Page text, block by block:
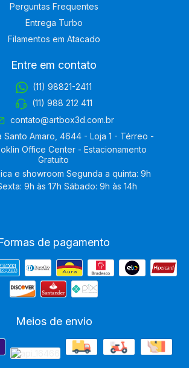
Perguntas Frequentes
Entrega Turbo
Filamentos em Atacado
Entre em contato
(11) 98821-2411
(11) 988 212 411
contato@artbox3d.com.br
Santo Amaro, 4644 - Loja 1 - Térreo -
Office Center - Estacionamento
Gratuito
e showroom Segunda a quinta: 9h
9h às 17h Sábado: 9h às 14h
de pagamento
Meios de envio